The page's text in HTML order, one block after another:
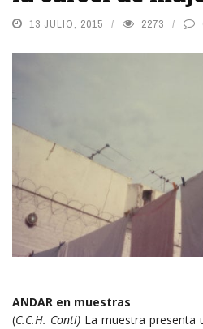
13 JULIO, 2015 2273
ANDAR en muestras
(C.C.H. Conti) La muestra presenta